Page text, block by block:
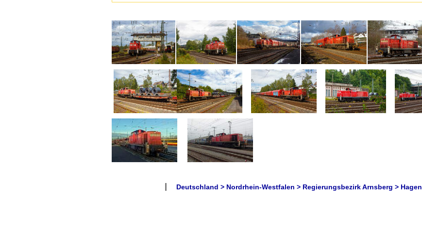
Deutschland > Nordrhein-Westfalen > Regierungsbezirk Arnsberg > Hagen